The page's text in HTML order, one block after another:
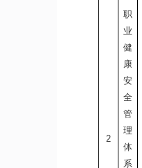
2
职
业
健
康
安
全
管
理
体
系